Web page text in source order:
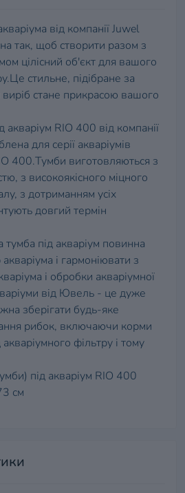
від компанії Juwel
так, щоб створити разом з
цілісний об'єкт для вашого
стильне, підібране за
стане прикрасою вашого
акваріум RIO 400 від компанії
для серії акваріумів
400.Тумби виготовляються з
з високоякісного міцного
з дотриманням усіх
довгий термін
тумба під акваріум повинна
і гармоніювати з
і обробки акваріумної
від Ювель - це дуже
зберігати будь-яке
рибок, включаючи корми
фільтру і тому
під акваріум RIO 400
см